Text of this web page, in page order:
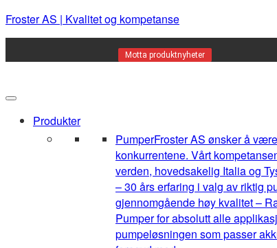
Froster AS | Kvalitet og kompetanse
Motta produktnyheter
Produkter
PumperFroster AS ønsker å
konkurrentene. Vårt
verden, hovedsakelig Italia og
– 30 års erfaring i valg av riktig
gjennomgående høy kvalitet –
Pumper for absolutt alle
pumpeløsningen som passer